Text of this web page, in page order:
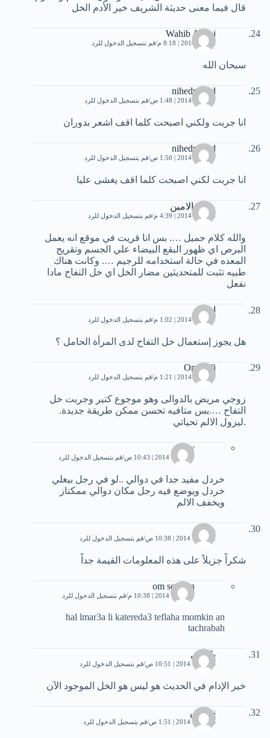
قال فيما معنى حديثة الشريف خير الأدم الخل
Wahib Alaraj
4 يناير، 2014 | 8:18 م قم بتسجيل الدخول للرد
سبحان الله
nihedmajed
17 يناير، 2014 | 1:48 ص قم بتسجيل الدخول للرد
انا جربت ولكني اصبحت كلما اقف اشعر بدوران
nihedmajed
17 يناير، 2014 | 1:50 ص قم بتسجيل الدخول للرد
انا جربت لكني اصبحت كلما اقف يغشى عليا
مريم الامين
23 يناير، 2014 | 4:39 م قم بتسجيل الدخول للرد
والله كلام جميل …. بس انا قريت في موقع انه يعمل
البرص اي ظهور البقع البيضاء علي الجسم وتقريح
المعده في حالة استخدامه للرجيم …. وكانت هناك
طبيه تثبت للمتحديثين مضار الخل اي خل التفاح مادا
نفعل
إيمان
27 يناير، 2014 | 1:02 م قم بتسجيل الدخول للرد
هل يجوز إستعمال خل التفاح لدى المرأة الحامل ؟
Om Safi
29 يناير، 2014 | 1:21 م قم بتسجيل الدخول للرد
زوجي مريض بالدوالى وهو موجوع كتير وجربت خل
التفاح ….بس متافيه تحسن ممكن طريقة جديدة.
.ليزول الالم تحياتي
rody
5 فبراير، 2014 | 10:43 ص قم بتسجيل الدخول للرد
خردل مفيد جدا في دوالي ..لو في رجل بيغلي
خردل ويوضع فيه رجل مكان دوالي ممكتاز
ويخفف الالم
وائل
2 فبراير، 2014 | 10:38 ص قم بتسجيل الدخول للرد
شكراً جزيلاً على هذه المعلومات القيمة جداً
om soufian
5 فبراير، 2014 | 10:38 م قم بتسجيل الدخول للرد
hal lmar3a li katereda3 teflaha momkin an
tachrabah
بكوري
5 فبراير، 2014 | 10:51 ص قم بتسجيل الدخول للرد
خير الإدام في الحديث هو ليس هو الخل الموجود الآن
نرجس
6 فبراير، 2014 | 1:51 ص قم بتسجيل الدخول للرد